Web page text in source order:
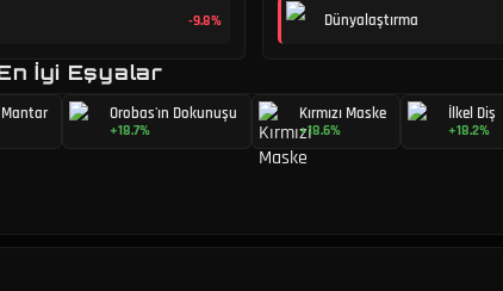
-9.8% Dünyalaştırma
İyi Eşyalar
Orobas'ın Dokunuşu
+18.7%
Kırmızı Maske
+18.6%
İlkel Diş
+18.2%